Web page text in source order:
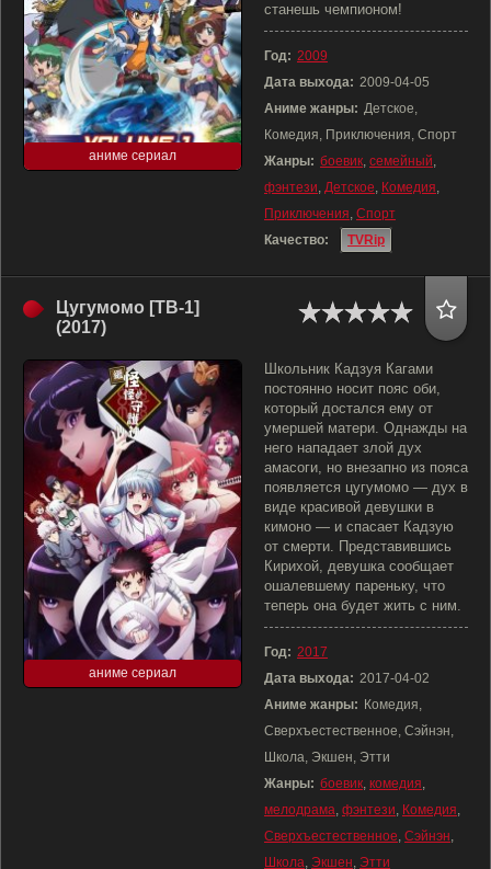
аниме сериал
станешь чемпионом!
Год: 2009
Дата выхода: 2009-04-05
Аниме жанры: Детское,
Комедия, Приключения, Спорт
Жанры: боевик, семейный,
фэнтези, Детское, Комедия,
Приключения, Спорт
Качество:
TVRip
Цугумомо [ТВ-1]
(2017)
аниме сериал
Школьник Кадзуя Кагами
постоянно носит пояс оби,
который достался ему от
умершей матери. Однажды на
него нападает злой дух
амасоги, но внезапно из пояса
появляется цугумомо — дух в
виде красивой девушки в
кимоно — и спасает Кадзую
от смерти. Представившись
Кирихой, девушка сообщает
ошалевшему пареньку, что
теперь она будет жить с ним.
Год: 2017
Дата выхода: 2017-04-02
Аниме жанры: Комедия,
Сверхъестественное, Сэйнэн,
Школа, Экшен, Этти
Жанры: боевик, комедия,
мелодрама, фэнтези, Комедия,
Сверхъестественное, Сэйнэн,
Школа, Экшен, Этти